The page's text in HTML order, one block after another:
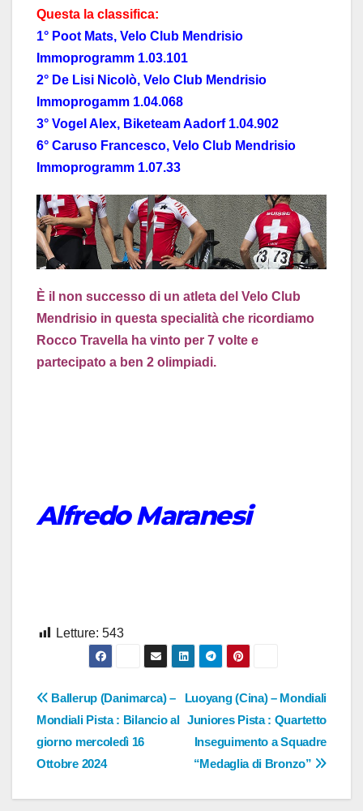
Questa la classifica:
1° Poot Mats, Velo Club Mendrisio
Immoprogramm 1.03.101
2° De Lisi Nicolò, Velo Club Mendrisio
Immoprogamm 1.04.068
3° Vogel Alex, Biketeam Aadorf 1.04.902
6° Caruso Francesco, Velo Club Mendrisio
Immoprogramm 1.07.33
È il non successo di un atleta del Velo Club
Mendrisio in questa specialità che ricordiamo
Rocco Travella ha vinto per 7 volte e
partecipato a ben 2 olimpiadi.
Alfredo Maranesi
Letture: 543
Navigazione
articoli
Luoyang (Cina) – Mondiali
Juniores Pista : Quartetto
Inseguimento a Squadre
“Medaglia di Bronzo”
Ballerup (Danimarca) –
Mondiali Pista : Bilancio al
giorno mercoledì 16
Ottobre 2024